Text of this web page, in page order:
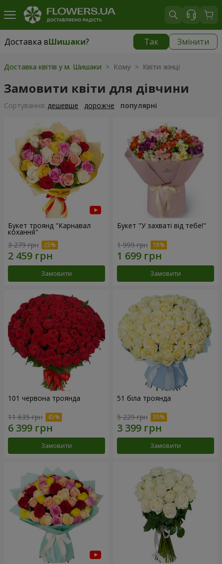
Доставка вШишаки? Так Змінити
Доставка вШишаки|
Доставка квітів у м. Шишаки > Кому > Квіти жінці
Замовити квіти для дівчини
Сортування: дешевше дорожче популярні
Букет троянд "Карнавал
кохання"
3 279 грн
Замовити
Букет "У захваті від тебе!"
1 999 грн
Замовити
101 червона троянда
11 635 грн
Замовити
51 біла троянда
5 229 грн
Замовити